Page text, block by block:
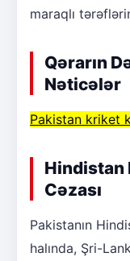
maraqlı
Qərarın
Nəticələr
Pakistan kriket
Hindistan
Cəzası
Pakistanın
halında, Şri-